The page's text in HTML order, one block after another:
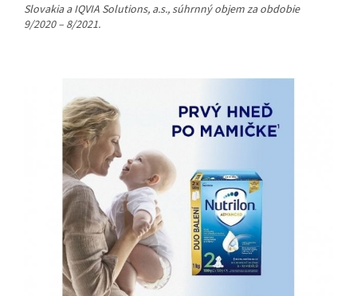
Slovakia a IQVIA Solutions, a.s., súhrnný objem za obdobie
9/2020 – 8/2021.